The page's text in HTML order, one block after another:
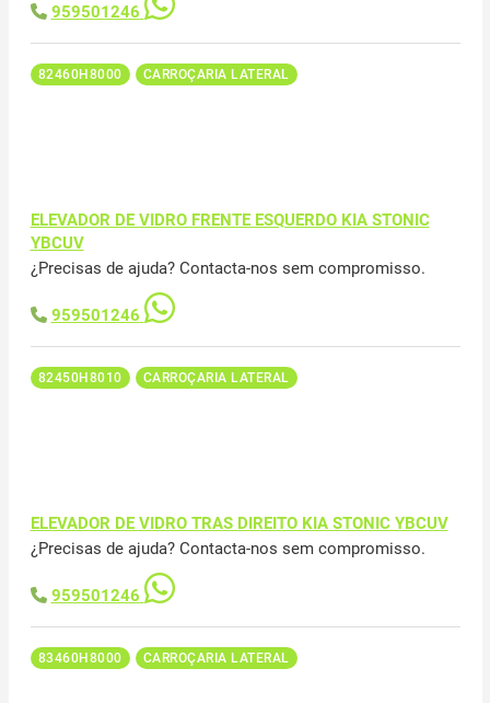
959501246
82460H8000 CARROÇARIA LATERAL
ELEVADOR DE VIDRO FRENTE ESQUERDO KIA STONIC
YBCUV
¿Precisas de ajuda? Contacta-nos sem compromisso.
959501246
82450H8010 CARROÇARIA LATERAL
ELEVADOR DE VIDRO TRAS DIREITO KIA STONIC YBCUV
¿Precisas de ajuda? Contacta-nos sem compromisso.
959501246
83460H8000 CARROÇARIA LATERAL